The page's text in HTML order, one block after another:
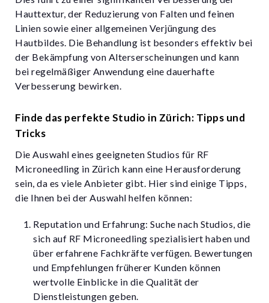
Hauttextur, der Reduzierung von Falten und feinen
Linien sowie einer allgemeinen Verjüngung des
Hautbildes. Die Behandlung ist besonders effektiv bei
der Bekämpfung von Alterserscheinungen und kann
bei regelmäßiger Anwendung eine dauerhafte
Verbesserung bewirken.
Finde das perfekte Studio in Zürich: Tipps und
Tricks
Die Auswahl eines geeigneten Studios für RF
Microneedling in Zürich kann eine Herausforderung
sein, da es viele Anbieter gibt. Hier sind einige Tipps,
die Ihnen bei der Auswahl helfen können:
Reputation und Erfahrung: Suche nach Studios, die
sich auf RF Microneedling spezialisiert haben und
über erfahrene Fachkräfte verfügen. Bewertungen
und Empfehlungen früherer Kunden können
wertvolle Einblicke in die Qualität der
Dienstleistungen geben.